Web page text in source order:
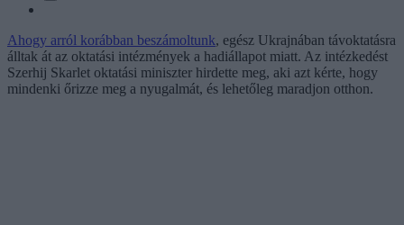
Ahogy arról korábban beszámoltunk, egész Ukrajnában távoktatásra
álltak át az oktatási intézmények a hadiállapot miatt. Az intézkedést
Szerhij Skarlet oktatási miniszter hirdette meg, aki azt kérte, hogy
mindenki őrizze meg a nyugalmát, és lehetőleg maradjon otthon.